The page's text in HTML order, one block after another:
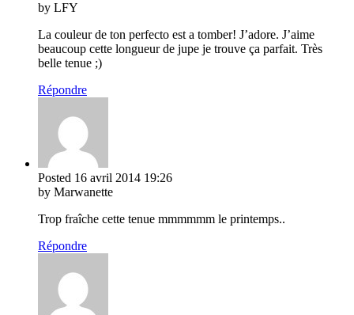
by LFY
La couleur de ton perfecto est a tomber! J’adore. J’aime
beaucoup cette longueur de jupe je trouve ça parfait. Très
belle tenue ;)
Répondre
Posted 16 avril 2014 19:26
by Marwanette
Trop fraîche cette tenue mmmmmm le printemps..
Répondre